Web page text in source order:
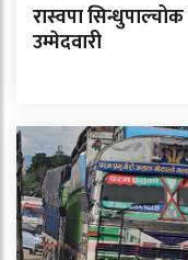
रास्वपा
उम्मेदवारी